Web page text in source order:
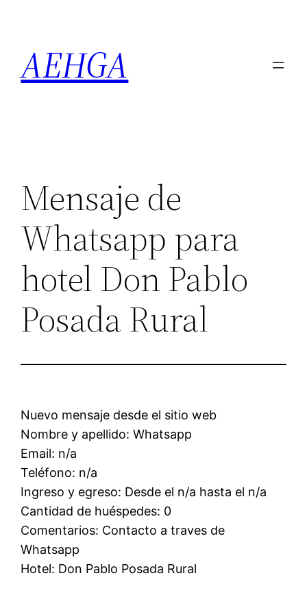
contenido
AEHGA
Mensaje de
Whatsapp para
hotel Don Pablo
Posada Rural
Nuevo mensaje desde el sitio web
Nombre y apellido: Whatsapp
Email: n/a
Teléfono: n/a
Ingreso y egreso: Desde el n/a hasta el n/a
Cantidad de huéspedes: 0
Comentarios: Contacto a traves de
Whatsapp
Hotel: Don Pablo Posada Rural